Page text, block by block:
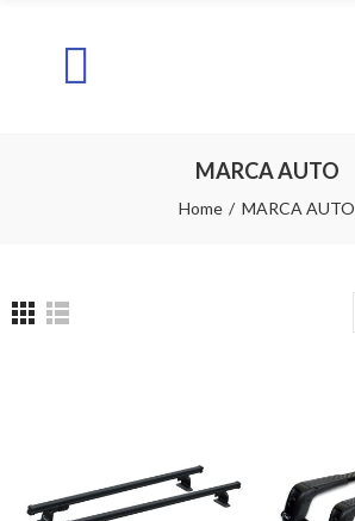
MARCA AUTO
Home MARCA AUTO